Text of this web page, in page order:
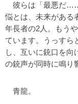
彼らは「最悪だ……
悩とは、未来がある
年長者の2人。もう
ています。うっすら
し、互いに銃口を向
の銃声が同時に鳴り
青龍。